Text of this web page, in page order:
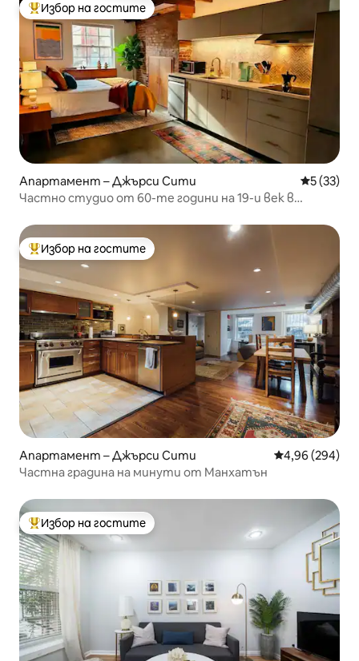
Най-популярен избор на гостите
Избор на гостите
Апартамент – Джърси Сити Средна
5 (33)
Частно студио от 60-те години на 19-и век в
Най-популярен избор на гостите
Избор на гостите
Апартамент – Джърси Сити Средна
4,96 (294)
Частна градина на минути от Манхатън
Най-популярен избор на гостите
Избор на гостите